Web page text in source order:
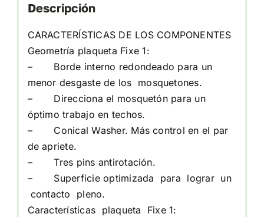
Descripción
CARACTERÍSTICAS DE LOS COMPONENTES
Geometría plaqueta Fixe 1:
– Borde interno redondeado para un
menor desgaste de los mosquetones.
– Direcciona el mosquetón para un
óptimo trabajo en techos.
– Conical Washer. Más control en el par
de apriete.
– Tres pins antirotación.
– Superficie optimizada para lograr un
contacto pleno.
Características plaqueta Fixe 1: